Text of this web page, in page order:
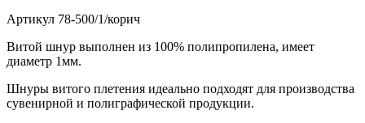
Артикул 78-500/1/корич
Витой шнур выполнен из 100% полипропилена, имеет
диаметр 1мм.
Шнуры витого плетения идеально подходят для производства
сувенирной и полиграфической продукции.